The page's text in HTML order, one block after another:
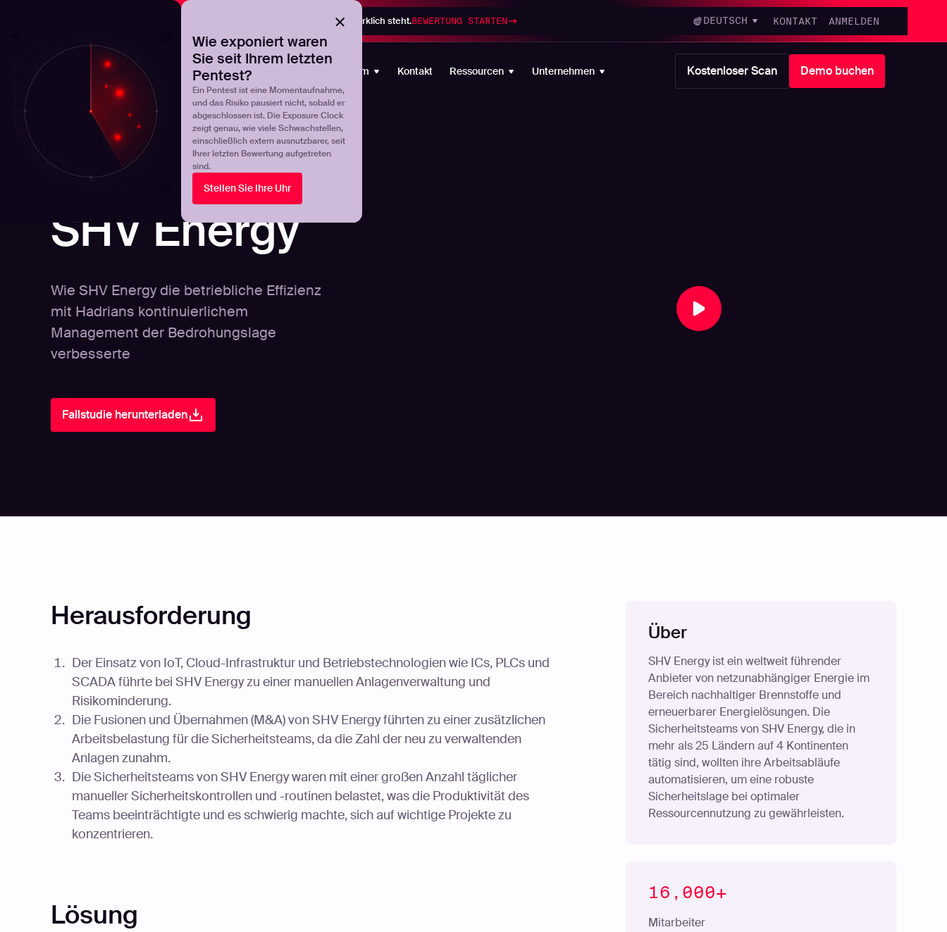
Wie exponiert waren
Sie seit Ihrem letzten
Pentest?
Ein Pentest ist eine Momentaufnahme,
und das Risiko pausiert nicht, sobald er
abgeschlossen ist. Die Exposure Clock
zeigt genau, wie viele Schwachstellen,
einschließlich extern ausnutzbarer, seit
Ihrer letzten Bewertung aufgetreten
sind.
Stellen Sie Ihre Uhr
Finden Sie heraus, wo Ihr Exposure-Management-Programm wirklich steht.BEWERTUNG STARTEN DEUTSCH KONTAKT ANMELDEN
Products Plattform Kontakt Ressourcen Unternehmen Kostenloser Scan Demo buchen
FALLSTUDIE
SHV Energy
Wie SHV Energy die betriebliche Effizienz
mit Hadrians kontinuierlichem
Management der Bedrohungslage
verbesserte
Fallstudie herunterladen
Herausforderung
Der Einsatz von IoT, Cloud-Infrastruktur und Betriebstechnologien wie ICs, PLCs und
SCADA führte bei SHV Energy zu einer manuellen Anlagenverwaltung und
Risikominderung.
Die Fusionen und Übernahmen (M&A) von SHV Energy führten zu einer zusätzlichen
Arbeitsbelastung für die Sicherheitsteams, da die Zahl der neu zu verwaltenden
Anlagen zunahm.
Die Sicherheitsteams von SHV Energy waren mit einer großen Anzahl täglicher
manueller Sicherheitskontrollen und -routinen belastet, was die Produktivität des
Teams beeinträchtigte und es schwierig machte, sich auf wichtige Projekte zu
konzentrieren.
Lösung
Über
SHV Energy ist ein weltweit führender
Anbieter von netzunabhängiger Energie im
Bereich nachhaltiger Brennstoffe und
erneuerbarer Energielösungen. Die
Sicherheitsteams von SHV Energy, die in
mehr als 25 Ländern auf 4 Kontinenten
tätig sind, wollten ihre Arbeitsabläufe
automatisieren, um eine robuste
Sicherheitslage bei optimaler
Ressourcennutzung zu gewährleisten.
16,000+
Mitarbeiter